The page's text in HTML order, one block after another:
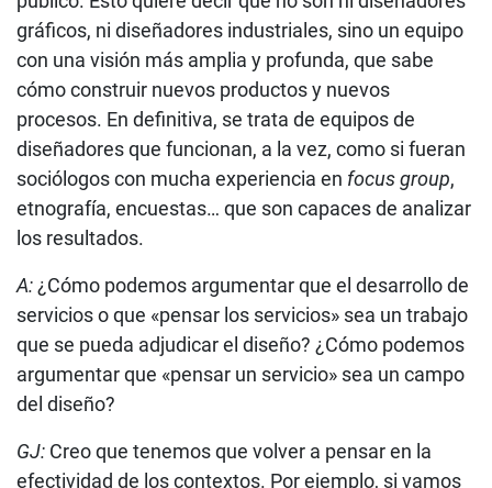
gráficos, ni diseñadores industriales, sino un equipo
con una visión más amplia y profunda, que sabe
cómo construir nuevos productos y nuevos
procesos. En definitiva, se trata de equipos de
diseñadores que funcionan, a la vez, como si fueran
sociólogos con mucha experiencia en focus group,
etnografía, encuestas… que son capaces de analizar
los resultados.
A:¿Cómo podemos argumentar que el desarrollo de
servicios o que «pensar los servicios» sea un trabajo
que se pueda adjudicar el diseño? ¿Cómo podemos
argumentar que «pensar un servicio» sea un campo
del diseño?
GJ: Creo que tenemos que volver a pensar en la
efectividad de los contextos. Por ejemplo, si vamos